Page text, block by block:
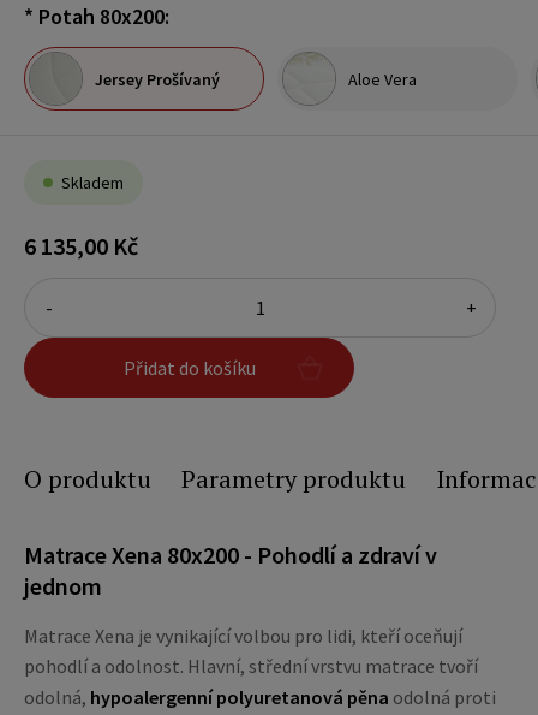
* Potah 80x200:
Jersey Prošívaný Aloe Vera
Skladem
6 135,00 Kč
- +
Přidat do košíku
O produktu Parametry produktu
Matrace Xena 80x200 - Pohodlí a zdraví v
jednom
Matrace Xena je vynikající volbou pro lidi, kteří oceňují
pohodlí a odolnost. Hlavní, střední vrstvu matrace tvoří
odolná, hypoalergenní polyuretanová pěna odolná proti